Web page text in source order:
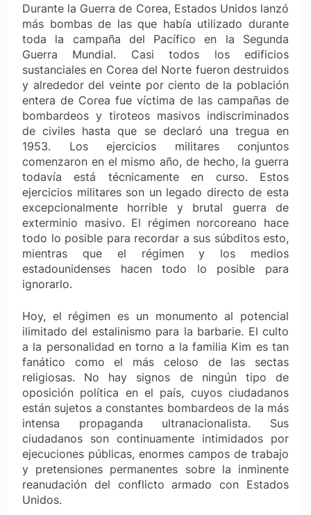
Durante la Guerra de Corea, Estados Unidos lanzó
más bombas de las que había utilizado durante
toda la campaña del Pacífico en la Segunda
Guerra Mundial. Casi todos los edificios
sustanciales en Corea del Norte fueron destruidos
y alrededor del veinte por ciento de la población
entera de Corea fue víctima de las campañas de
bombardeos y tiroteos masivos indiscriminados
de civiles hasta que se declaró una tregua en
1953. Los ejercicios militares conjuntos
comenzaron en el mismo año, de hecho, la guerra
todavía está técnicamente en curso. Estos
ejercicios militares son un legado directo de esta
excepcionalmente horrible y brutal guerra de
exterminio masivo. El régimen norcoreano hace
todo lo posible para recordar a sus súbditos esto,
mientras que el régimen y los medios
estadounidenses hacen todo lo posible para
ignorarlo.
Hoy, el régimen es un monumento al potencial
ilimitado del estalinismo para la barbarie. El culto
a la personalidad en torno a la familia Kim es tan
fanático como el más celoso de las sectas
religiosas. No hay signos de ningún tipo de
oposición política en el país, cuyos ciudadanos
están sujetos a constantes bombardeos de la más
intensa propaganda ultranacionalista. Sus
ciudadanos son continuamente intimidados por
ejecuciones públicas, enormes campos de trabajo
y pretensiones permanentes sobre la inminente
reanudación del conflicto armado con Estados
Unidos.